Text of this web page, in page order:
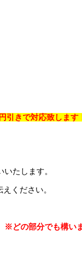
引きで対応致します
たします。
ください。
どの部分でも構いま